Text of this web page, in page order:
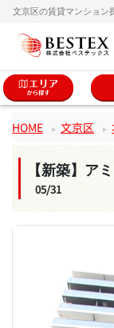
文京区の賃貸マンション
HOME 文京区
【新築】ア
05/31